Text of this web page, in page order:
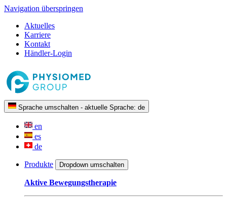
Navigation überspringen
Aktuelles
Karriere
Kontakt
Händler-Login
Sprache umschalten - aktuelle Sprache: de
en
es
de
Produkte Dropdown umschalten
Aktive Bewegungstherapie